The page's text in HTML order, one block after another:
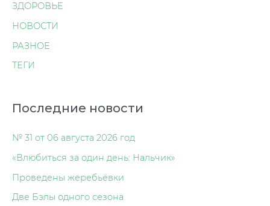
ЗДОРОВЬЕ
НОВОСТИ
РАЗНОЕ
ТЕГИ
Последние новости
№ 31 от 06 августа 2026 год
«Влюбиться за один день: Нальчик»
Проведены жеребьёвки
Две Бэлы одного сезона